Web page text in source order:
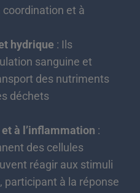
et à
hydrique : Ils
sanguine et
des nutriments
déchets
à l’inflammation :
des cellules
réagir aux stimuli
participant à la réponse